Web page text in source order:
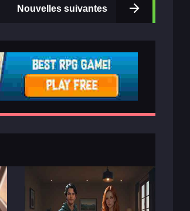
Nouvelles suivantes